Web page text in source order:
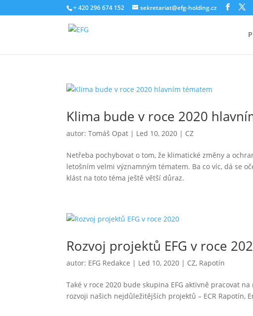
+ 420 296 674 152 sekretariat@efg-holding.cz
Klima bude v roce 2020
autor:Tomáš Opat | Led 10, 2020 | CZ
Netřeba pochybovat o tom, že klimatické změny a
letošním velmi významným tématem. Ba co víc, dá se
klást na toto téma ještě větší důraz.
Rozvoj projektů EFG v roce
autor: EFG Redakce | Led 10, 2020 | CZ, Rapotín
Také v roce 2020 bude skupina EFG aktivně pracovat
rozvoji našich nejdůležitějších projektů – ECR Rapotín,